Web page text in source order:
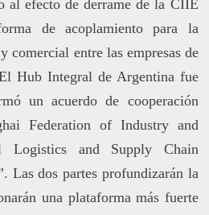
al efecto de derrame de la CIIE
de acoplamiento para la
comercial entre las empresas de
Hub Integral de Argentina fue
un acuerdo de cooperación
Federation of Industry and
Logistics and Supply Chain
Las dos partes profundizarán la
una plataforma más fuerte